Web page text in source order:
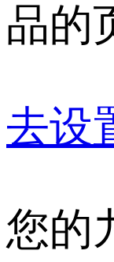
品的
去设
您的